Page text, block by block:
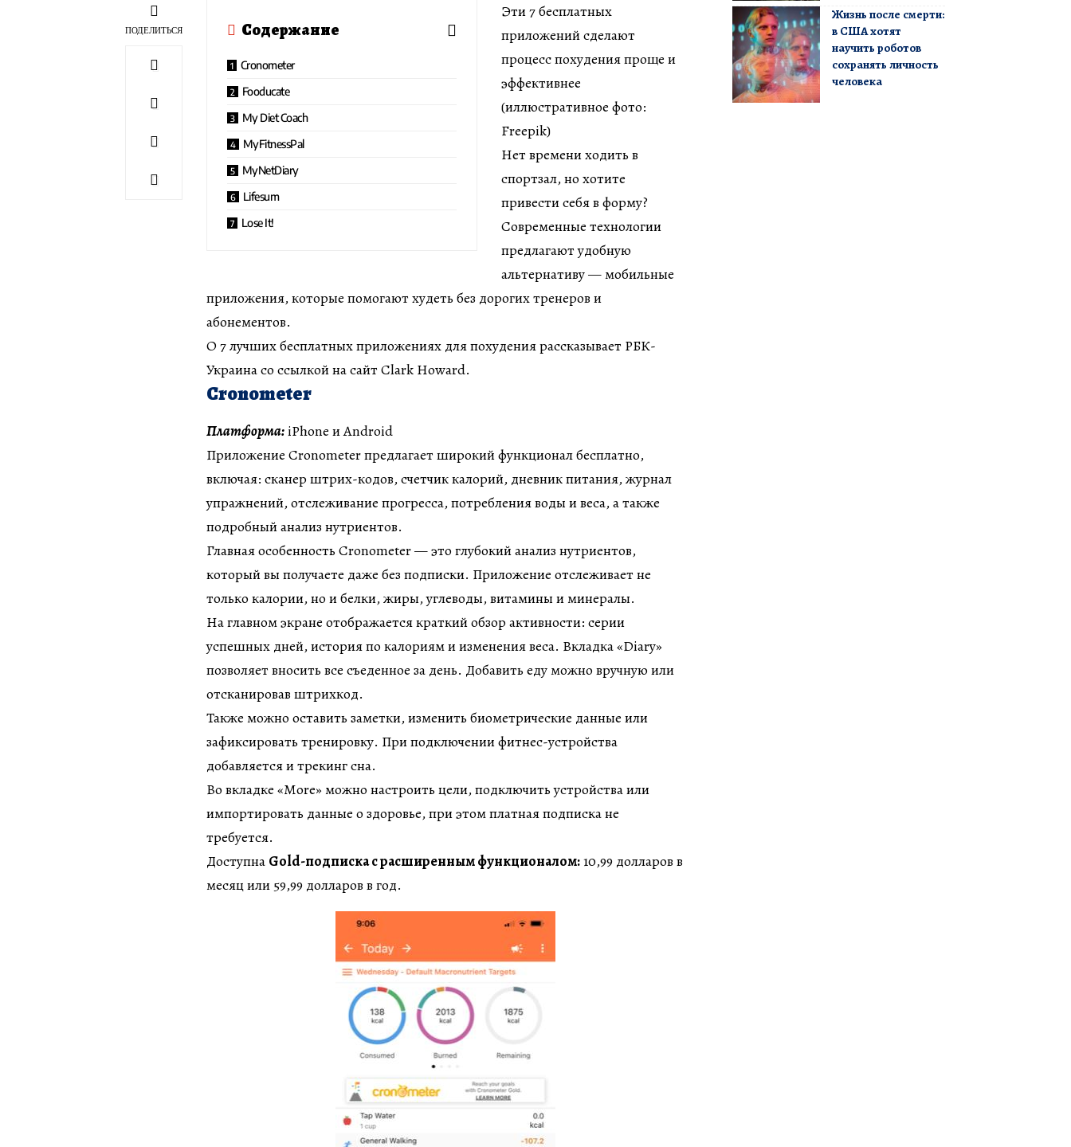
ПОДЕЛИТЬСЯ Содержание
Cronometer
Fooducate
My Diet Coach
MyFitnessPal
MyNetDiary
Lifesum
Lose It!
Эти 7 бесплатных
приложений сделают
процесс похудения проще и
эффективнее
(иллюстративное фото:
Freepik)
Нет времени ходить в
спортзал, но хотите
привести себя в форму?
Современные технологии
предлагают удобную
альтернативу — мобильные
приложения, которые помогают худеть без дорогих тренеров и
абонементов.
О 7 лучших бесплатных приложениях для похудения рассказывает РБК-
Украина со ссылкой на сайт Clark Howard.
Cronometer
Платформа:iPhone и Android
Приложение Cronometer предлагает широкий функционал бесплатно,
включая: сканер штрих-кодов, счетчик калорий, дневник питания, журнал
упражнений, отслеживание прогресса, потребления воды и веса, а также
подробный анализ нутриентов.
Главная особенность Cronometer — это глубокий анализ нутриентов,
который вы получаете даже без подписки. Приложение отслеживает не
только калории, но и белки, жиры, углеводы, витамины и минералы.
На главном экране отображается краткий обзор активности: серии
успешных дней, история по калориям и изменения веса. Вкладка «Diary»
позволяет вносить все съеденное за день. Добавить еду можно вручную или
отсканировав штрихкод.
Также можно оставить заметки, изменить биометрические данные или
зафиксировать тренировку. При подключении фитнес-устройства
добавляется и трекинг сна.
Во вкладке «More» можно настроить цели, подключить устройства или
импортировать данные о здоровье, при этом платная подписка не
требуется.
Доступна Gold-подписка с расширенным функционалом:10,99 долларов в
месяц или 59,99 долларов в год.
Жизнь после смерти:
в США хотят
научить роботов
сохранять личность
человека